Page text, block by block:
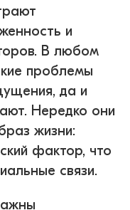
и
В любом
проблемы
да и
Нередко они
жизни:
фактор, что
связи.